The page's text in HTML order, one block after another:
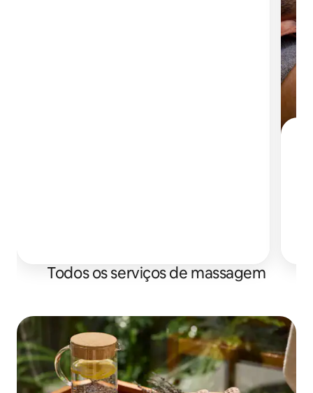
Todos os serviços de massagem